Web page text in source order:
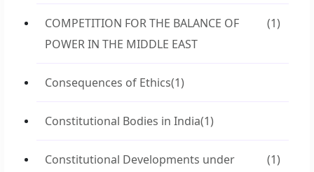
COMPETITION FOR THE BALANCE OF
POWER IN THE MIDDLE EAST
(1)
Consequences of Ethics(1)
Constitutional Bodies in India(1)
Constitutional Developments under
(1)